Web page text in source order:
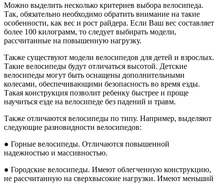
Можно выделить несколько критериев выбора велосипеда.
Так, обязательно необходимо обратить внимание на такие
особенности, как вес и рост райдера. Если Ваш вес составляет
более 100 килограмм, то следует выбирать модели,
рассчитанные на повышенную нагрузку.
Также существуют модели велосипедов для детей и взрослых.
Такие велосипеды будут отличаться высотой. Детские
велосипеды могут быть оснащены дополнительными
колесами, обеспечивающими безопасность во время езды.
Такая конструкция позволит ребенку быстрее и проще
научиться езде на велосипеде без падений и травм.
Также отличаются велосипеды по типу. Например, выделяют
следующие разновидности велосипедов:
● Горные велосипеды. Отличаются повышенной
надежностью и массивностью.
● Городские велосипеды. Имеют облегченную конструкцию,
не рассчитанную на сверхвысокие нагрузки. Имеют меньший